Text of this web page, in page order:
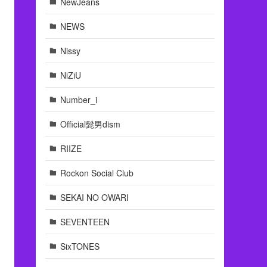
NEWS
Nissy
NiZiU
Number_i
Official髭男dism
RIIZE
Rockon Social Club
SEKAI NO OWARI
SEVENTEEN
SixTONES